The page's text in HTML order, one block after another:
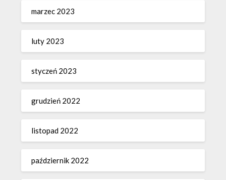
marzec 2023
luty 2023
styczeń 2023
grudzień 2022
listopad 2022
październik 2022